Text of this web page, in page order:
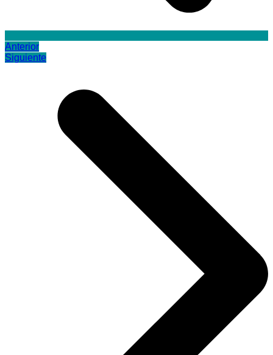
Anterior
Siguiente